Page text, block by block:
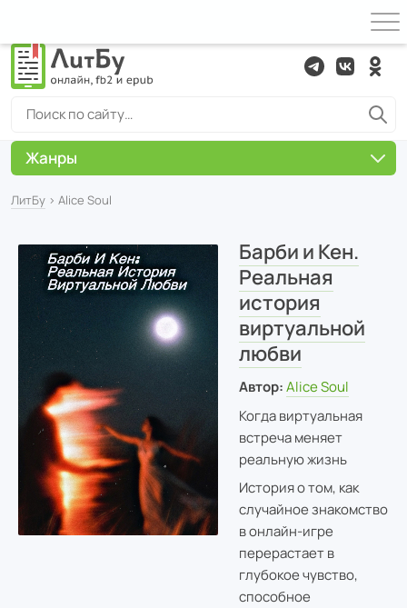
ЛитБу › Alice Soul
Барби и Кен.
Реальная
история
виртуальной
любви
Автор: Alice Soul
Когда виртуальная
встреча меняет
реальную жизнь
История о том, как
случайное знакомство
в онлайн-игре
перерастает в
глубокое чувство,
способное
Жанры